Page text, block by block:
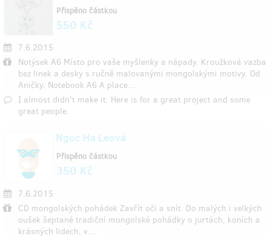
7.6.2015
Notýsek A6 Místo pro vaše myšlenky a nápady. Kroužková vazba
bez linek a desky s ručně malovanými mongolskými motivy. Od
Aničky. Notebook A6 A place…
I almost didn't make it. Here is for a great project and some
great people.
Přispěno částkou
550 Kč
Ngoc Ha Leová
7.6.2015
CD mongolských pohádek Zavřít oči a snít. Do malých i velkých
oušek šeptané tradiční mongolské pohádky o jurtách, koních a
krásných lidech, v…
Přispěno částkou
350 Kč